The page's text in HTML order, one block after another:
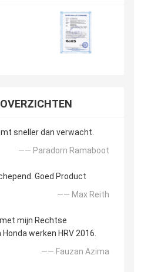
sneller dan verwacht.
—— Paradorn Ramaboot
Goed Product
—— Max Reith
met mijn Rechtse
werken HRV 2016.
—— Fauzan Azima